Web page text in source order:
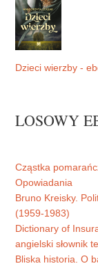
Dzieci wierzby -
LOSOWY
Cząstka
Opowiadania
Bruno Kreisky.
(1959-1983)
Dictionary of
angielski słownik
Bliska historia. O